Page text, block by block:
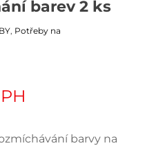
barev 2 ks
Potřeby na
barvy na